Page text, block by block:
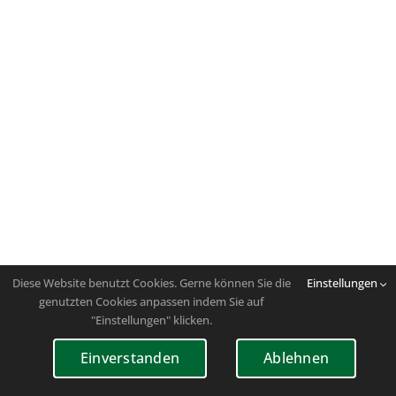
Diese Website benutzt Cookies. Gerne können Sie die
genutzten Cookies anpassen indem Sie auf
"Einstellungen" klicken.
Einstellungen
Einverstanden Ablehnen